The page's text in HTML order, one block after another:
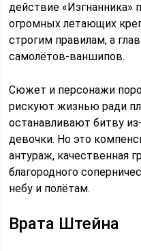
действие «Изгнанника»
огромных летающих
строгим правилам, а
самолётов-ваншипов.
Сюжет и персонажи
рискуют жизнью ради
останавливают битву
девочки. Но это
антураж, качественная
благородного
небу и полётам.
Врата Штейна